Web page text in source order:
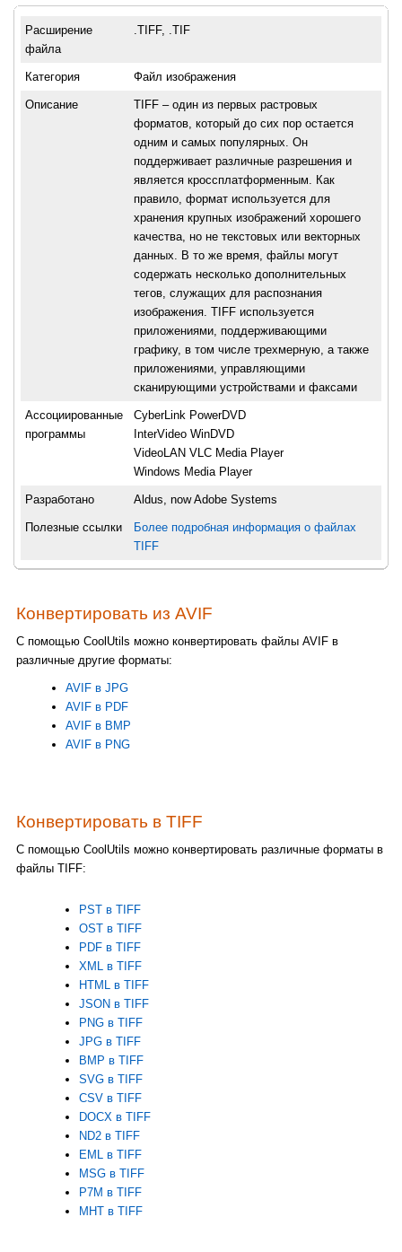
Расширение
файла
.TIFF, .TIF
Категория Файл изображения
Описание
TIFF – один из первых растровых
форматов, который до сих пор остается
одним и самых популярных. Он
поддерживает различные разрешения и
является кроссплатформенным. Как
правило, формат используется для
хранения крупных изображений хорошего
качества, но не текстовых или векторных
данных. В то же время, файлы могут
содержать несколько дополнительных
тегов, служащих для распознания
изображения. TIFF используется
приложениями, поддерживающими
графику, в том числе трехмерную, а также
приложениями, управляющими
сканирующими устройствами и факсами
Ассоциированные
программы
CyberLink PowerDVD
InterVideo WinDVD
VideoLAN VLC Media Player
Windows Media Player
Разработано Aldus, now Adobe Systems
Полезные ссылки
Более подробная информация о файлах
TIFF
Конвертировать из AVIF
С помощью CoolUtils можно конвертировать файлы AVIF в
различные другие форматы:
AVIF в JPG
AVIF в PDF
AVIF в BMP
AVIF в PNG
Конвертировать в TIFF
С помощью CoolUtils можно конвертировать различные форматы в
файлы TIFF:
PST в TIFF
OST в TIFF
PDF в TIFF
XML в TIFF
HTML в TIFF
JSON в TIFF
PNG в TIFF
JPG в TIFF
BMP в TIFF
SVG в TIFF
CSV в TIFF
DOCX в TIFF
ND2 в TIFF
EML в TIFF
MSG в TIFF
P7M в TIFF
MHT в TIFF